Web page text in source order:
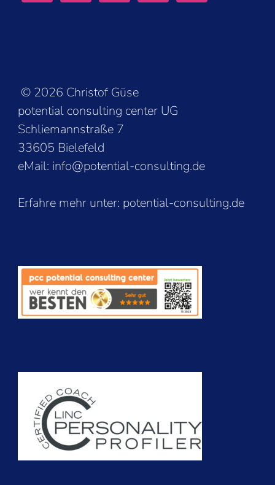
© 2026 Christof Güse
potential consulting center UG
Schliemannstraße 7
33605 Bielefeld
eMail: info@potential-consulting.de
Erfahre mehr unter: potential-consulting.de